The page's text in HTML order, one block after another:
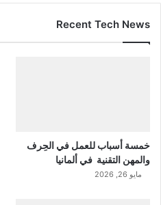
Recent Tech News
خمسة أسباب للعمل في الحِرف
والمهن التقنية في ألمانيا
مايو 26, 2026